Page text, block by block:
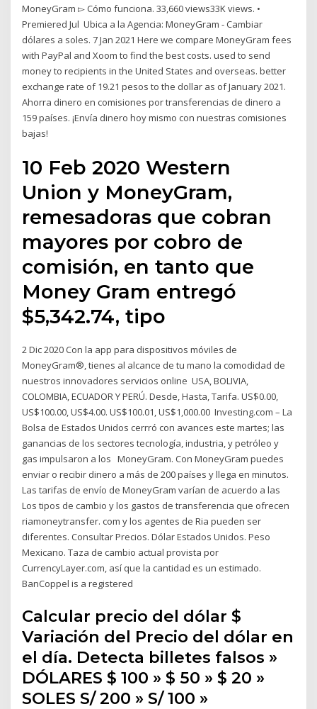
MoneyGram ▻ Cómo funciona. 33,660 views33K views. •
Premiered Jul Ubica a la Agencia: MoneyGram - Cambiar
dólares a soles. 7 Jan 2021 Here we compare MoneyGram fees
with PayPal and Xoom to find the best costs. used to send
money to recipients in the United States and overseas. better
exchange rate of 19.21 pesos to the dollar as of January 2021.
Ahorra dinero en comisiones por transferencias de dinero a
159 países. ¡Envía dinero hoy mismo con nuestras comisiones
bajas!
10 Feb 2020 Western
Union y MoneyGram,
remesadoras que cobran
mayores por cobro de
comisión, en tanto que
Money Gram entregó
$5,342.74, tipo
2 Dic 2020 Con la app para dispositivos móviles de
MoneyGram®, tienes al alcance de tu mano la comodidad de
nuestros innovadores servicios online USA, BOLIVIA,
COLOMBIA, ECUADOR Y PERÚ. Desde, Hasta, Tarifa. US$0.00,
US$100.00, US$4.00. US$100.01, US$1,000.00 Investing.com – La
Bolsa de Estados Unidos cerrró con avances este martes; las
ganancias de los sectores tecnología, industria, y petróleo y
gas impulsaron a los MoneyGram. Con MoneyGram puedes
enviar o recibir dinero a más de 200 países y llega en minutos.
Las tarifas de envío de MoneyGram varían de acuerdo a las
Los tipos de cambio y los gastos de transferencia que ofrecen
riamoneytransfer. com y los agentes de Ria pueden ser
diferentes. Consultar Precios. Dólar Estados Unidos. Peso
Mexicano. Taza de cambio actual provista por
CurrencyLayer.com, así que la cantidad es un estimado.
BanCoppel is a registered
Calcular precio del dólar $
Variación del Precio del dólar en
el día. Detecta billetes falsos »
DÓLARES $ 100 » $ 50 » $ 20 »
SOLES S/ 200 » S/ 100 »